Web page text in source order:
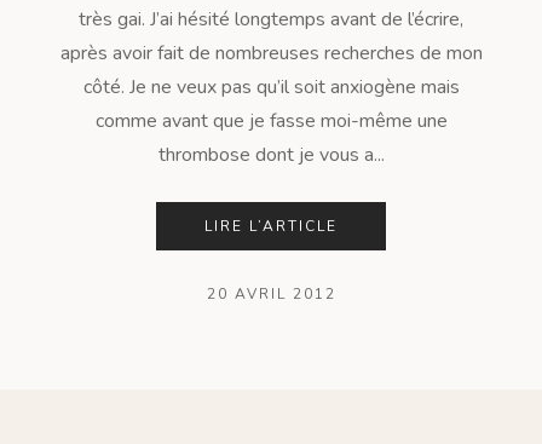
très gai. J’ai hésité longtemps avant de l’écrire,
après avoir fait de nombreuses recherches de mon
côté. Je ne veux pas qu’il soit anxiogène mais
comme avant que je fasse moi-même une
thrombose dont je vous a...
LIRE L’ARTICLE
20 AVRIL 2012